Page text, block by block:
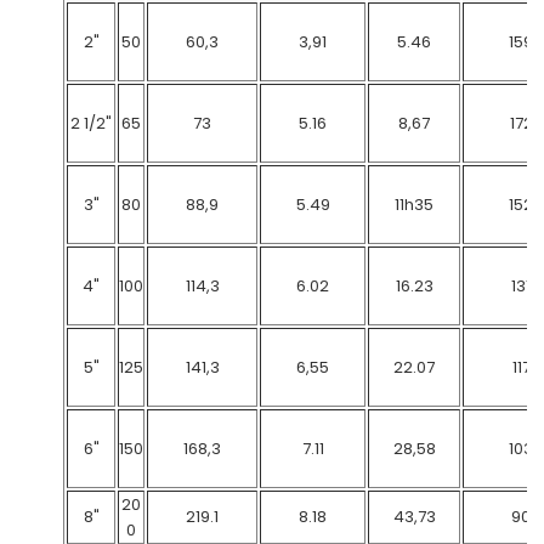
2" 50 60,3 3,91 5.46 159
2 1/2" 65 73 5.16 8,67 172
3" 80 88,9 5.49 11h35 152
4" 100 114,3 6.02 16.23 131
5" 125 141,3 6,55 22.07 117
6" 150 168,3 7.11 28,58 103
8"
20
0
219.1 8.18 43,73 90